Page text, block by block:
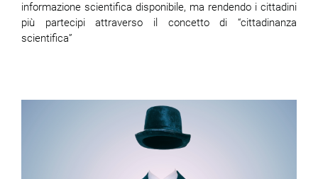
informazione scientifica disponibile, ma rendendo i cittadini
più partecipi attraverso il concetto di “cittadinanza
scientifica”